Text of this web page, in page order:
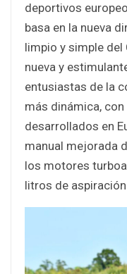
deportivos
basa en la nueva
limpio y simple del
nueva y
entusiastas de la
más dinámica,
desarrollados en
manual mejorada
los motores
litros de